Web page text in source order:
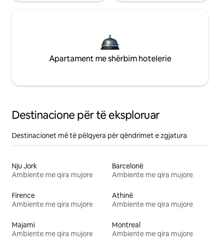
Apartament me shërbim hotelerie
Destinacione për të eksploruar
Destinacionet më të pëlqyera për qëndrimet e zgjatura
Nju Jork
Ambiente me qira mujore
Barcelonë
Ambiente me qira mujore
Firence
Ambiente me qira mujore
Athinë
Ambiente me qira mujore
Majami
Ambiente me qira mujore
Montreal
Ambiente me qira mujore